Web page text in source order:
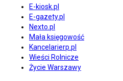
E-kiosk.pl
E-gazety.pl
Nexto.pl
Mała księgowość
Kancelarierp.pl
Wieści Rolnicze
Życie Warszawy